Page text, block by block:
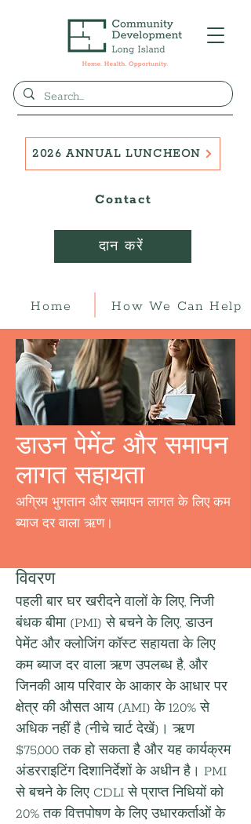
दान करें
Contact
2026 ANNUAL LUNCHEON
Home How We Can Help
डाउन पेमेंट और समापन
लागत सहायता
अग्रिम भुगतान और समापन लागत के लिए कम
ब्याज दर वाला ऋण।
विवरण
पहली बार घर खरीदने वालों के लिए, निजी
बंधक बीमा (PMI) से बचने के लिए, डाउन
पेमेंट और क्लोजिंग कॉस्ट सहायता के लिए
कम ब्याज दर वाला ऋण उपलब्ध है, और
जिनकी आय परिवार के आकार के आधार पर
क्षेत्र की औसत आय (AMI) के 120% से
अधिक नहीं है (नीचे चार्ट देखें)। ऋण
$75,000 तक हो सकता है और यह कार्यक्रम
अंडरराइटिंग दिशानिर्देशों के अधीन है। PMI
से बचने के लिए CDLI से प्राप्त निधियों को
20% तक वित्तपोषण के लिए उधारकर्ताओं के